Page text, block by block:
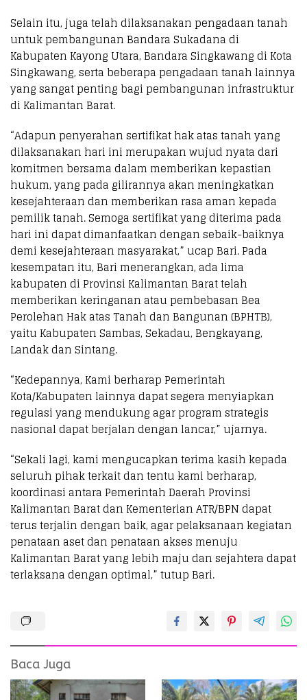
Selain itu, juga telah dilaksanakan pengadaan tanah
untuk pembangunan Bandara Sukadana di
Kabupaten Kayong Utara, Bandara Singkawang di Kota
Singkawang, serta beberapa pengadaan tanah lainnya
yang sangat penting bagi pembangunan infrastruktur
di Kalimantan Barat.
“Adapun penyerahan sertifikat hak atas tanah yang
dilaksanakan hari ini merupakan wujud nyata dari
komitmen bersama dalam memberikan kepastian
hukum, yang pada gilirannya akan meningkatkan
kesejahteraan dan memberikan rasa aman kepada
pemilik tanah. Semoga sertifikat yang diterima pada
hari ini dapat dimanfaatkan dengan sebaik-baiknya
demi kesejahteraan masyarakat,” ucap Bari. Pada
kesempatan itu, Bari menerangkan, ada lima
kabupaten di Provinsi Kalimantan Barat telah
memberikan keringanan atau pembebasan Bea
Perolehan Hak atas Tanah dan Bangunan (BPHTB),
yaitu Kabupaten Sambas, Sekadau, Bengkayang,
Landak dan Sintang.
“Kedepannya, Kami berharap Pemerintah
Kota/Kabupaten lainnya dapat segera menyiapkan
regulasi yang mendukung agar program strategis
nasional dapat berjalan dengan lancar,” ujarnya.
“Sekali lagi, kami mengucapkan terima kasih kepada
seluruh pihak terkait dan tentu kami berharap,
koordinasi antara Pemerintah Daerah Provinsi
Kalimantan Barat dan Kementerian ATR/BPN dapat
terus terjalin dengan baik, agar pelaksanaan kegiatan
penataan aset dan penataan akses menuju
Kalimantan Barat yang lebih maju dan sejahtera dapat
terlaksana dengan optimal,” tutup Bari.
Baca Juga